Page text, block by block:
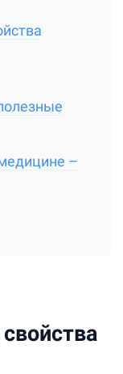
–